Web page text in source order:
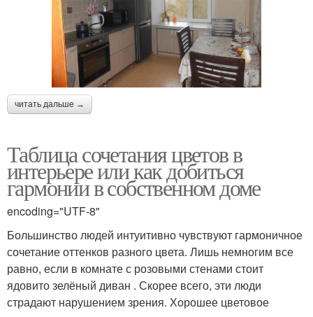
читать дальше →
Таблица сочетания цветов в
интерьере или как добиться
гармонии в собственном доме
encoding="UTF-8"
Большинство людей интуитивно чувствуют гармоничное
сочетание оттенков разного цвета. Лишь немногим все
равно, если в комнате с розовыми стенами стоит
ядовито зелёный диван . Скорее всего, эти люди
страдают нарушением зрения. Хорошее цветовое